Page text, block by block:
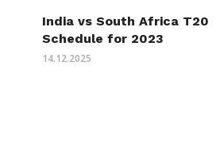
India vs South Africa T20
Schedule for 2023
14.12.2025